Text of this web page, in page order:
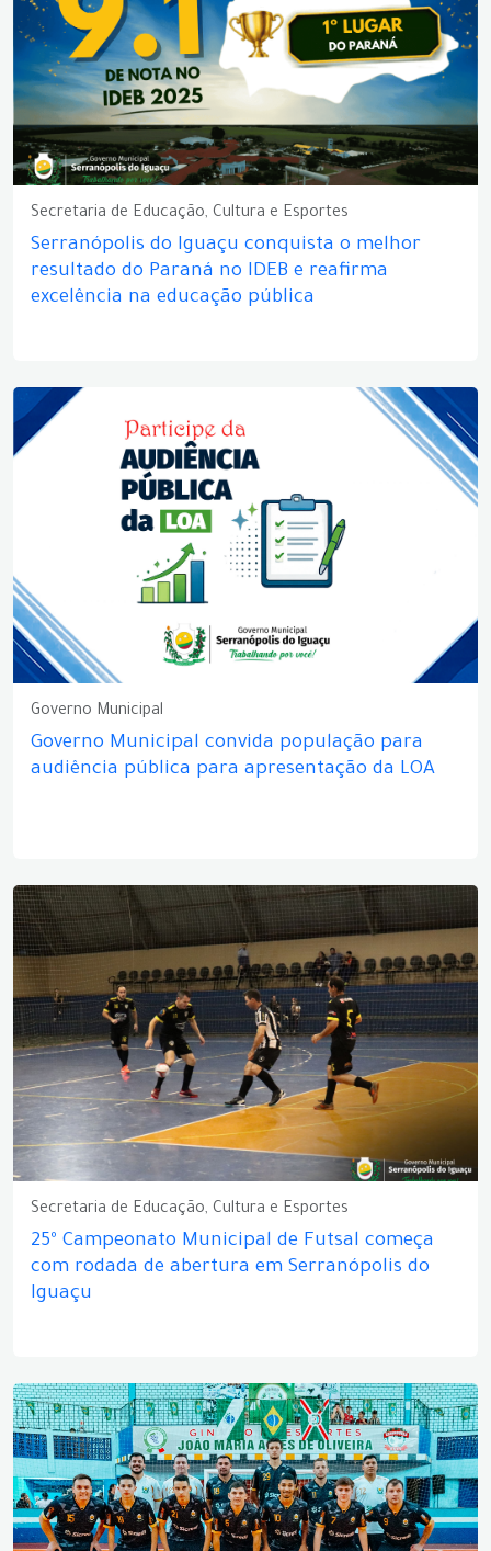
Secretaria de Educação, Cultura e Esportes
Serranópolis do Iguaçu conquista o melhor
resultado do Paraná no IDEB e reafirma
excelência na educação pública
Governo Municipal
Governo Municipal convida população para
audiência pública para apresentação da LOA
Secretaria de Educação, Cultura e Esportes
25º Campeonato Municipal de Futsal começa
com rodada de abertura em Serranópolis do
Iguaçu